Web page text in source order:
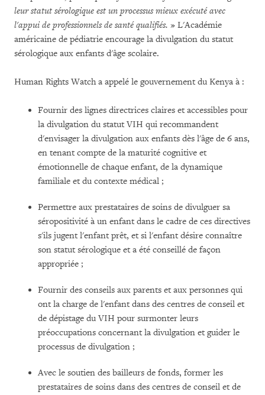
leur statut sérologique est un processus mieux exécuté avec
l'appui de professionnels de santé qualifiés. » L'Académie
américaine de pédiatrie encourage la divulgation du statut
sérologique aux enfants d'âge scolaire.
Human Rights Watch a appelé le gouvernement du Kenya à :
Fournir des lignes directrices claires et accessibles pour
la divulgation du statut VIH qui recommandent
d'envisager la divulgation aux enfants dès l'âge de 6 ans,
en tenant compte de la maturité cognitive et
émotionnelle de chaque enfant, de la dynamique
familiale et du contexte médical ;
Permettre aux prestataires de soins de divulguer sa
séropositivité à un enfant dans le cadre de ces directives
s'ils jugent l'enfant prêt, et si l'enfant désire connaître
son statut sérologique et a été conseillé de façon
appropriée ;
Fournir des conseils aux parents et aux personnes qui
ont la charge de l'enfant dans des centres de conseil et
de dépistage du VIH pour surmonter leurs
préoccupations concernant la divulgation et guider le
processus de divulgation ;
Avec le soutien des bailleurs de fonds, former les
prestataires de soins dans des centres de conseil et de